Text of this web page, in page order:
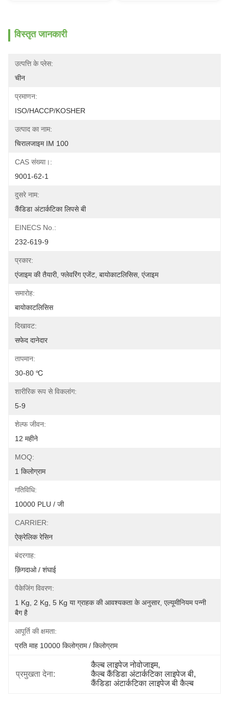
विस्तृत जानकारी
उत्पत्ति के प्लेस:
चीन
प्रमाणन:
ISO/HACCP/KOSHER
उत्पाद का नाम:
चिरालजाइम IM 100
CAS संख्या।:
9001-62-1
दुसरे नाम:
कैंडिडा अंटार्कटिका लिपसे बी
EINECS No.:
232-619-9
प्रकार:
एंजाइम की तैयारी, फ्लेवरिंग एजेंट, बायोकाटलिसिस, एंजाइम
समारोह:
बायोकाटलिसिस
दिखावट:
सफेद दानेदार
तापमान:
30-80 ℃
शारीरिक रूप से विकलांग:
5-9
शेल्फ जीवन:
12 महीने
MOQ:
1 किलोग्राम
गतिविधि:
10000 PLU / जी
CARRIER:
ऐक्रेलिक रेसिन
बंदरगाह:
क़िंगदाओ / शंघाई
पैकेजिंग विवरण:
1 Kg, 2 Kg, 5 Kg या ग्राहक की आवश्यकता के अनुसार, एल्यूमीनियम पन्नी
बैग है
आपूर्ति की क्षमता:
प्रति माह 10000 किलोग्राम / किलोग्राम
प्रमुखता देना:
कैल्ब लाइपेज नोवोजाइम,
कैल्ब कैंडिडा अंटार्कटिका लाइपेज बी,
कैंडिडा अंटार्कटिका लाइपेज बी कैल्ब